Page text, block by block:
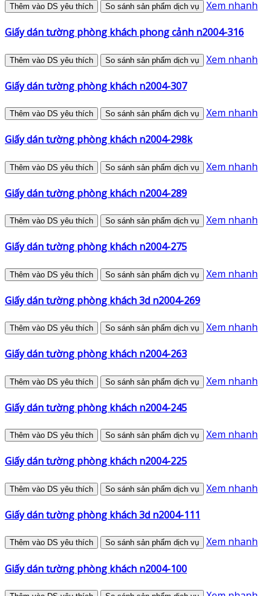
Thêm vào DS yêu thích So sánh sản phẩm dịch vụ Xem nhanh
Giấy dán tường phòng khách phong cảnh n2004-316
Thêm vào DS yêu thích So sánh sản phẩm dịch vụ Xem nhanh
Giấy dán tường phòng khách n2004-307
Thêm vào DS yêu thích So sánh sản phẩm dịch vụ Xem nhanh
Giấy dán tường phòng khách n2004-298k
Thêm vào DS yêu thích So sánh sản phẩm dịch vụ Xem nhanh
Giấy dán tường phòng khách n2004-289
Thêm vào DS yêu thích So sánh sản phẩm dịch vụ Xem nhanh
Giấy dán tường phòng khách n2004-275
Thêm vào DS yêu thích So sánh sản phẩm dịch vụ Xem nhanh
Giấy dán tường phòng khách 3d n2004-269
Thêm vào DS yêu thích So sánh sản phẩm dịch vụ Xem nhanh
Giấy dán tường phòng khách n2004-263
Thêm vào DS yêu thích So sánh sản phẩm dịch vụ Xem nhanh
Giấy dán tường phòng khách n2004-245
Thêm vào DS yêu thích So sánh sản phẩm dịch vụ Xem nhanh
Giấy dán tường phòng khách n2004-225
Thêm vào DS yêu thích So sánh sản phẩm dịch vụ Xem nhanh
Giấy dán tường phòng khách 3d n2004-111
Thêm vào DS yêu thích So sánh sản phẩm dịch vụ Xem nhanh
Giấy dán tường phòng khách n2004-100